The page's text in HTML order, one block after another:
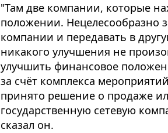
"Там две компании, которые
положении​​​. Нецелесообразно
компании и передавать в
никакого улучшения не
улучшить финансовое
за счёт комплекса
принято решение о продаже
государственную сетевую
сказал он.